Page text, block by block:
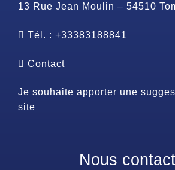
13 Rue Jean Moulin – 54510
Tél. : +33383188841
Contact
Je souhaite apporter une
site
Nous